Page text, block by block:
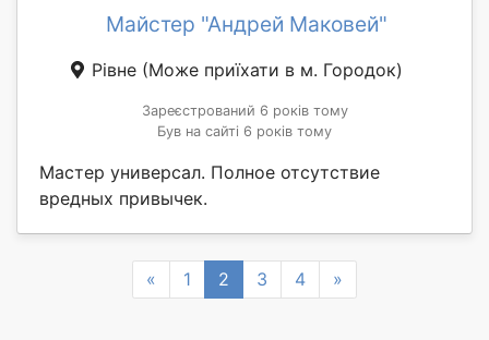
Майстер "Андрей Маковей"
Рівне (Може приїхати в м. Городок)
Зареєстрований 6 років тому
Був на сайті 6 років тому
Мастер универсал. Полное отсутствие
вредных привычек.
« Previous
1 2 3 4 »